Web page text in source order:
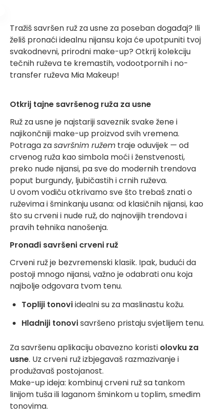
Tražiš savršen ruž za usne za poseban događaj? Ili
želiš pronaći idealnu nijansu koja će upotpuniti tvoj
svakodnevni, prirodni make-up? Otkrij kolekciju
tečnih ruževa te kremastih, vodootpornih i no-
transfer ruževa Mia Makeup!
Otkrij tajne savršenog ruža za usne
Ruž za usne je najstariji saveznik svake žene i
najikončniji make-up proizvod svih vremena.
Potraga zasavršnim ružem traje oduvijek — od
crvenog ruža kao simbola moći i ženstvenosti,
preko nude nijansi, pa sve do modernih trendova
poput burgundy, ljubičastih i crnih ruževa.
U ovom vodiču otkrivamo sve što trebaš znati o
ruževima i šminkanju usana: od klasičnih nijansi, kao
što su crveni i nude ruž, do najnovijih trendova i
pravih tehnika nanošenja.
Pronađi savršeni crveni ruž
Crveni ruž je bezvremenski klasik. Ipak, budući da
postoji mnogo nijansi, važno je odabrati onu koja
najbolje odgovara tvom tenu.
Topliji tonoviidealni su za maslinastu kožu.
Hladniji tonovisavršeno pristaju svjetlijem tenu.
Za savršenu aplikaciju obavezno koristi olovku za
usne. Uz crveni ruž izbjegavaš razmazivanje i
produžavaš postojanost.
Make-up ideja: kombinuj crveni ruž sa tankom
linijom tuša ili laganom šminkom u toplim, smeđim
tonovima.